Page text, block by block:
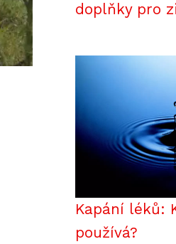
doplňky pro
Kapání léků:
používá?